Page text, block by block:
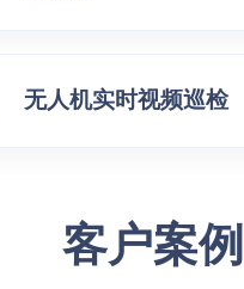
无人机实时视频巡检
客户案例